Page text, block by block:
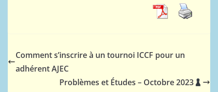
Comment s’inscrire à un tournoi ICCF pour un
adhérent AJEC
Problèmes et Études – Octobre 2023